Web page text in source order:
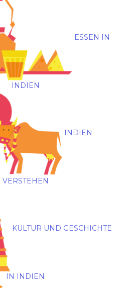
ESSEN IN
INDIEN
INDIEN
VERSTEHEN
KULTUR UND GESCHICHTE
IN INDIEN